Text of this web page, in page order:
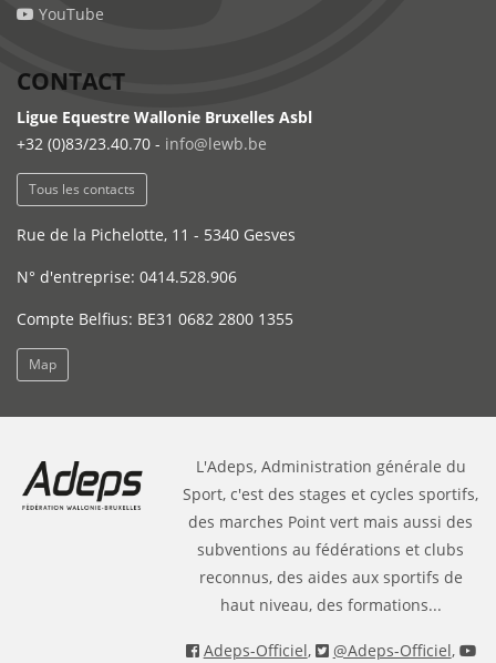
YouTube
CONTACT
Ligue Equestre Wallonie Bruxelles Asbl
+32 (0)83/23.40.70 - info@lewb.be
Tous les contacts
Rue de la Pichelotte, 11 - 5340 Gesves
N° d'entreprise: 0414.528.906
Compte Belfius: BE31 0682 2800 1355
Map
L'Adeps, Administration générale du
Sport, c'est des stages et cycles sportifs,
des marches Point vert mais aussi des
subventions au fédérations et clubs
reconnus, des aides aux sportifs de
haut niveau, des formations...
Adeps-Officiel, @Adeps-Officiel,